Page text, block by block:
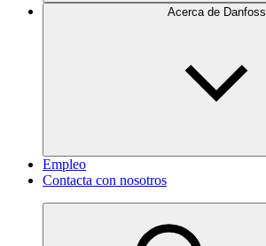
Acerca de Danfoss
Empleo
Contacta con nosotros